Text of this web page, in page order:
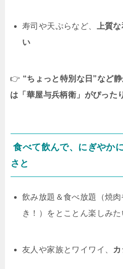
寿司や天ぷらなど、
上質
い
👉 “ちょっと特別な日”など
は「華屋与兵柄衛」がぴった
食べて飲んで、にぎやか
さと
飲み放題＆食べ放題（焼
き！）をとことん楽しみた
友人や家族とワイワイ、